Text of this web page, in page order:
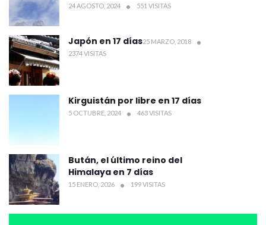
24 AGOSTO, 2024 551 VISITAS
Japón en 17 días25 MARZO, 2018
2374 VISITAS
Kirguistán por libre en 17 días
5 OCTUBRE, 2024 463 VISITAS
Bután, el último reino del
Himalaya en 7 días
15 ENERO, 2026 199 VISITAS